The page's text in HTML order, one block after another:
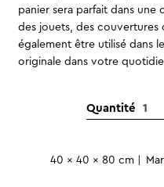
panier sera parfait dans une
des jouets, des couvertures
également être utilisé dans
originale dans votre
Quantité
osier
40 x 40 x 80 cm